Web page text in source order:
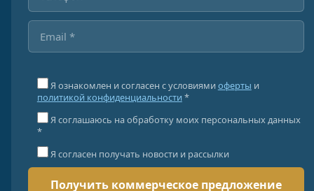
Я ознакомлен и согласен с условиями оферты и
политикой конфиденциальности *
Я соглашаюсь на обработку моих персональных данных
*
Я согласен получать новости и рассылки